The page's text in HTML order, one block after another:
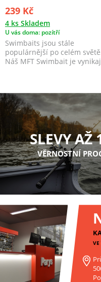
239 Kč
4 ks Skladem
U vás doma: pozítří
Swimbaits jsou stále
populárnější po celém
Náš MFT Swimbait je
SLEVY AŽ
VĚRNOSTNÍ
VE